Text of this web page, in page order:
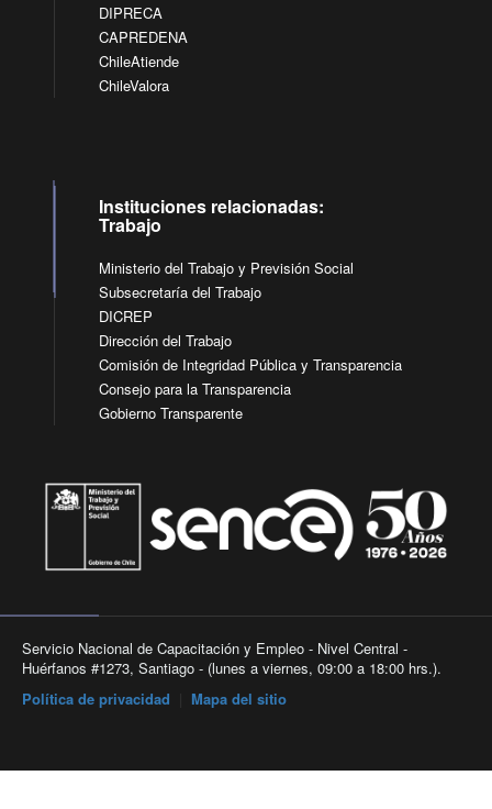
DIPRECA
CAPREDENA
ChileAtiende
ChileValora
Instituciones relacionadas:
Trabajo
Ministerio del Trabajo y Previsión Social
Subsecretaría del Trabajo
DICREP
Dirección del Trabajo
Comisión de Integridad Pública y Transparencia
Consejo para la Transparencia
Gobierno Transparente
Servicio Nacional de Capacitación y Empleo - Nivel Central -
Huérfanos #1273, Santiago - (lunes a viernes, 09:00 a 18:00 hrs.).
Política de privacidad
Mapa del sitio